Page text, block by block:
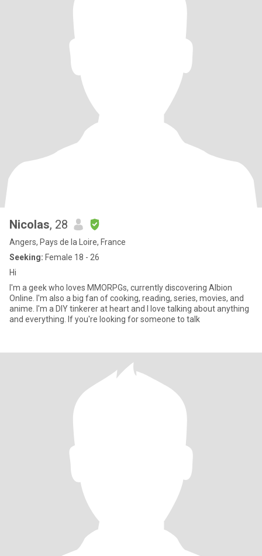
Nicolas, 28
Angers, Pays de la Loire, France
Seeking: Female 18 - 26
Hi
I'm a geek who loves MMORPGs, currently discovering Albion
Online. I'm also a big fan of cooking, reading, series, movies, and
anime. I'm a DIY tinkerer at heart and I love talking about anything
and everything. If you're looking for someone to talk